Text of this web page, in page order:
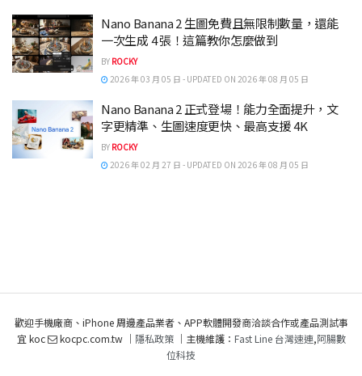
Nano Banana 2 生圖免費且無限制數量，還能
一次生成 4 張！這篇教你怎麼做到
BY ROCKY
2026 年 03 月 05 日 - UPDATED ON 2026 年 08 月 05 日
Nano Banana 2 正式登場！能力全面提升，文
字更精準、生圖速度更快、最高支援 4K
BY ROCKY
2026 年 02 月 27 日 - UPDATED ON 2026 年 08 月 05 日
歡迎手機廠商、iPhone 周邊產品業者、APP軟體開發商洽談合作或產品測試事
宜 koc
kocpc.com.tw ｜ 隱私政策｜主機維護： Fast Line 台灣速連,阿腸數
位科技